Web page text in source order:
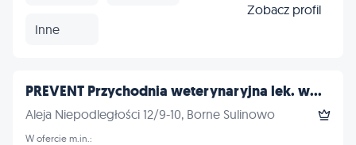
Inne
Zobacz profil
PREVENT Przychodnia weterynaryjna lek. w...
Aleja Niepodległości 12/9-10, Borne Sulinowo
W ofercie m.in.: